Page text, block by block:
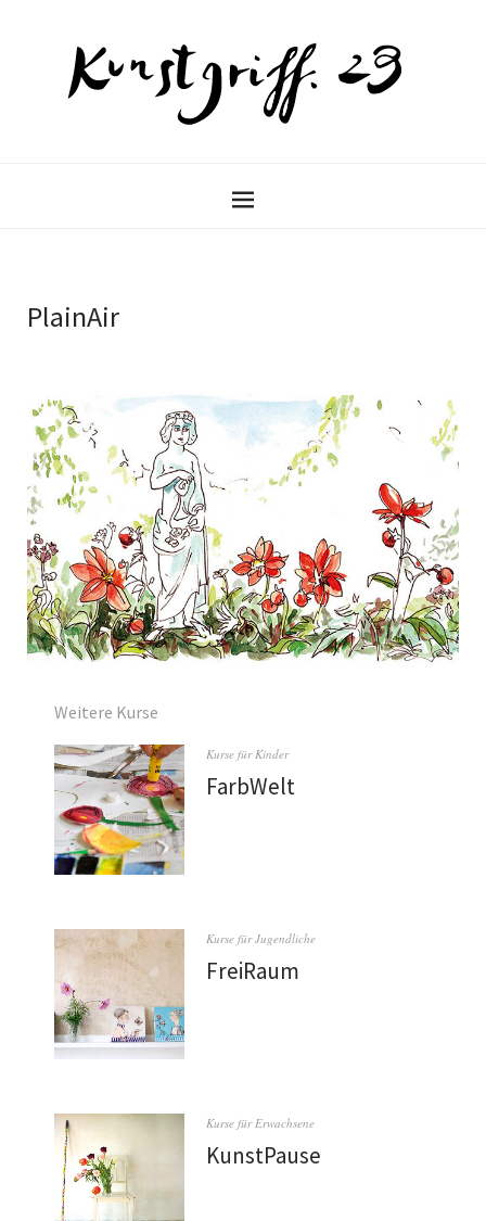
PlainAir
Weitere Kurse
Kurse für Kinder
FarbWelt
Kurse für Jugendliche
FreiRaum
Kurse für Erwachsene
KunstPause